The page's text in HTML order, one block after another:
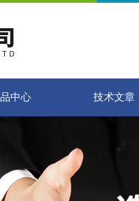
中心 技术文章